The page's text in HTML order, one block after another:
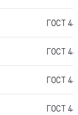
ГОСТ
ГОСТ
ГОСТ
ГОСТ